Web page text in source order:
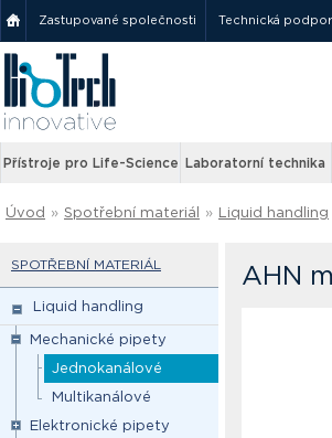
Zastupované společnosti Technická
Přístroje pro Life-Science Laboratorní technika
Úvod » Spotřební materiál » Liquid handling
SPOTŘEBNÍ MATERIÁL
Liquid handling
Mechanické pipety
Jednokanálové
Multikanálové
Elektronické pipety
AHN